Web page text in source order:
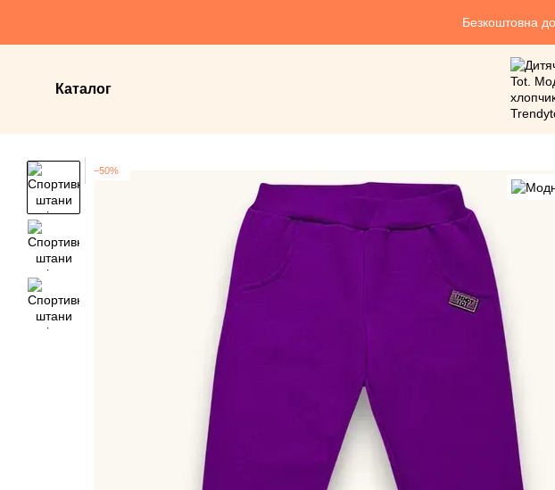
Безкоштовна
Каталог
−50%